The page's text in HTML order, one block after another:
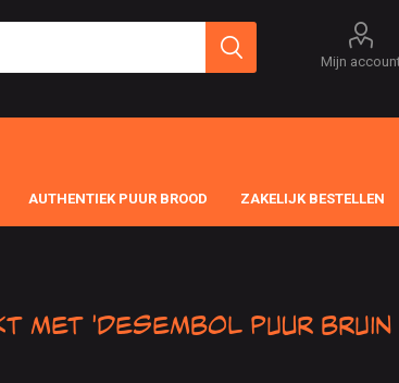
Mijn
AUTHENTIEK PUUR BROOD ZAKELIJK BESTELLEN
met 'Desembol Puur